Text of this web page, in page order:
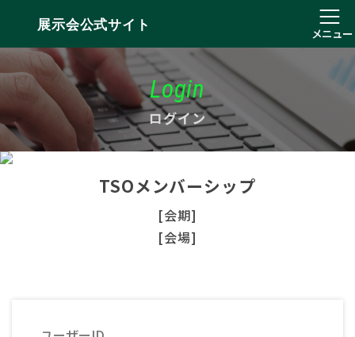
展示会公式サイト
メニュー
Login
ログイン
TSOメンバーシップ
[会期]
[会場]